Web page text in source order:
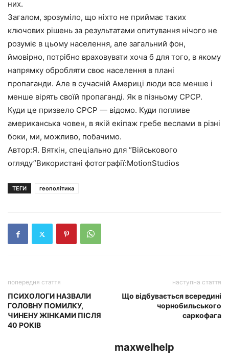
них.
Загалом, зрозуміло, що ніхто не приймає таких
ключових рішень за результатами опитування нічого не
розуміє в цьому населення, але загальний фон,
ймовірно, потрібно враховувати хоча б для того, в якому
напрямку обробляти своє населення в плані
пропаганди. Але в сучасній Америці люди все менше і
менше вірять своїй пропаганді. Як в пізньому СРСР.
Куди це призвело СРСР — відомо. Куди попливе
американська човен, в якій екіпаж гребе веслами в різні
боки, ми, можливо, побачимо.
Автор:Я. Вяткін, спеціально для “Військового
огляду”Використані фотографії:MotionStudios
ТЕГИ геополітика
попередня стаття
ПСИХОЛОГИ НАЗВАЛИ
ГОЛОВНУ ПОМИЛКУ,
ЧИНЕНУ ЖІНКАМИ ПІСЛЯ
40 РОКІВ
наступна стаття
Що відбувається всередині
чорнобильського
саркофага
maxwelhelp